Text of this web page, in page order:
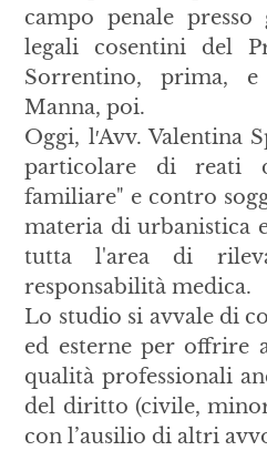
campo penale
legali cosentini del
Sorrentino, prima,
Manna, poi.
Oggi, l′Avv. Valentina
particolare di reati
familiare" e contro
materia di urbanistica
tutta l'area di
responsabilità medica.
Lo studio si avvale di
ed esterne per offrire
qualità professionali
del diritto (civile,
con l’ausilio di altri